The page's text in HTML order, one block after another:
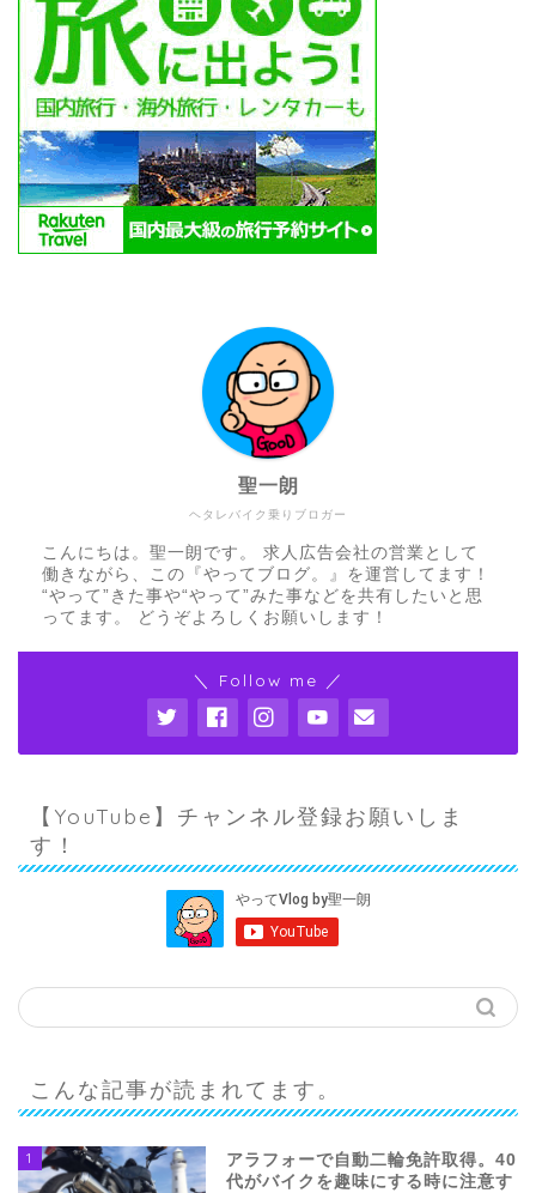
ヘタレバイク乗りブロガー
聖一朗
こんにちは。聖一朗です。 求人広告会社の営業として
働きながら、この『やってブログ。』を運営してます！
“やって”きた事や“やって”みた事などを共有したいと思
ってます。 どうぞよろしくお願いします！
＼ Follow me ／
【YouTube】チャンネル登録お願いしま
す！
こんな記事が読まれてます。
1
アラフォーで自動二輪免許取得。40
代がバイクを趣味にする時に注意す